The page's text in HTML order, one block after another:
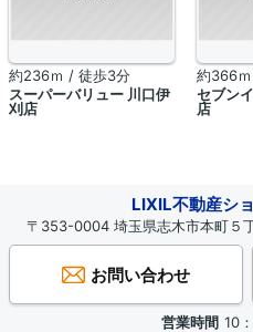
約236ｍ / 徒歩3分
スーパーバリュー 川口伊
刈店
約366
セブン
店
LIXIL不動産シ
〒353-0004 埼玉県志木市本町５
お問い合わせ
営業時間 10